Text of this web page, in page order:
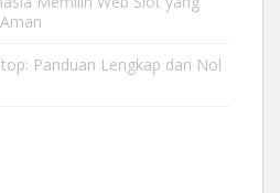
Panduan Lengkap dari Nol